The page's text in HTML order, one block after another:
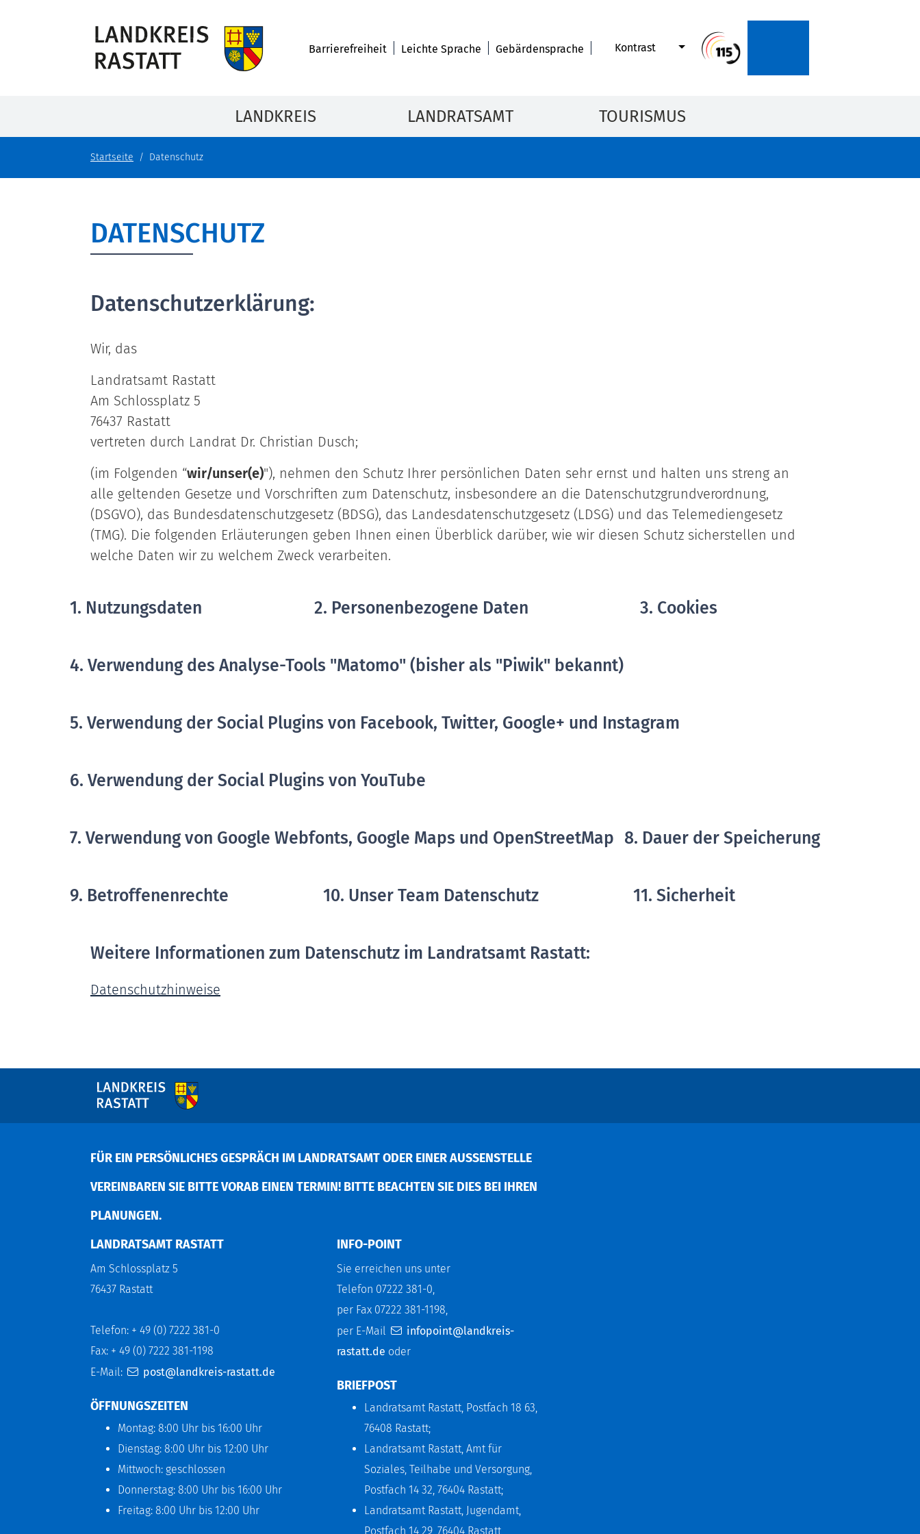
Barrierefreiheit Leichte Sprache Gebärdensprache Kontrast
LANDKREIS LANDRATSAMT TOURISMUS
Startseite Datenschutz
DATENSCHUTZ
Datenschutzerklärung:
Wir, das
Landratsamt Rastatt
Am Schlossplatz 5
76437 Rastatt
vertreten durch Landrat Dr. Christian Dusch;
(im Folgenden “wir/unser(e)"), nehmen den Schutz Ihrer persönlichen Daten sehr ernst und halten uns streng an
alle geltenden Gesetze und Vorschriften zum Datenschutz, insbesondere an die Datenschutzgrundverordnung,
(DSGVO), das Bundesdatenschutzgesetz (BDSG), das Landesdatenschutzgesetz (LDSG) und das Telemediengesetz
(TMG). Die folgenden Erläuterungen geben Ihnen einen Überblick darüber, wie wir diesen Schutz sicherstellen und
welche Daten wir zu welchem Zweck verarbeiten.
1. Nutzungsdaten 2. Personenbezogene Daten 3. Cookies
4. Verwendung des Analyse-Tools "Matomo" (bisher als "Piwik" bekannt)
5. Verwendung der Social Plugins von Facebook, Twitter, Google+ und Instagram
6. Verwendung der Social Plugins von YouTube
7. Verwendung von Google Webfonts, Google Maps und OpenStreetMap 8. Dauer der Speicherung
9. Betroffenenrechte 10. Unser Team Datenschutz 11. Sicherheit
Weitere Informationen zum Datenschutz im Landratsamt Rastatt:
Datenschutzhinweise
FÜR EIN PERSÖNLICHES GESPRÄCH IM LANDRATSAMT ODER EINER AUSSENSTELLE V
EREINBAREN SIE BITTE VORAB EINEN TERMIN! BITTE BEACHTEN SIE DIES BEI IHREN P
LANUNGEN.
LANDRATSAMT RASTATT
Am Schlossplatz 5
76437 Rastatt
Telefon: + 49 (0) 7222 381-0
Fax: + 49 (0) 7222 381-1198
E-Mail:
post@landkreis-rastatt.de
ÖFFNUNGSZEITEN
Montag: 8:00 Uhr bis 16:00 Uhr
Dienstag: 8:00 Uhr bis 12:00 Uhr
Mittwoch: geschlossen
Donnerstag: 8:00 Uhr bis 16:00 Uhr
Freitag: 8:00 Uhr bis 12:00 Uhr
INFO-POINT
Sie erreichen uns unter
Telefon 07222 381-0,
per Fax 07222 381-1198,
per E-Mail
infopoint@landkreis-
rastatt.de oder
BRIEFPOST
Landratsamt Rastatt, Postfach 18 63,
76408 Rastatt;
Landratsamt Rastatt, Amt für
Soziales, Teilhabe und Versorgung,
Postfach 14 32, 76404 Rastatt;
Landratsamt Rastatt, Jugendamt,
Postfach 14 29, 76404 Rastatt